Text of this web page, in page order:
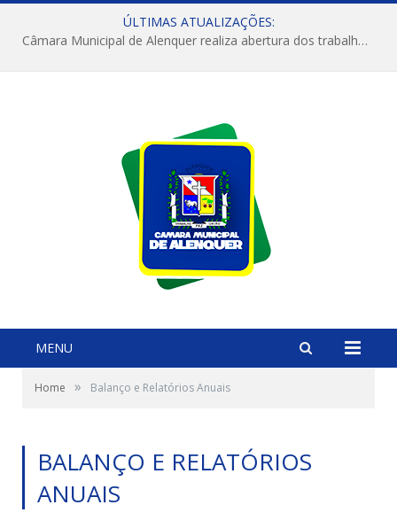
ÚLTIMAS ATUALIZAÇÕES:
Câmara Municipal de Alenquer realiza abertura dos trabalhos do 4º Período Legislativo
MENU
Home » Balanço e Relatórios Anuais
BALANÇO E RELATÓRIOS
ANUAIS